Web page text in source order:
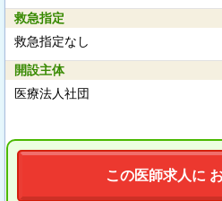
救急指定
救急指定なし
開設主体
医療法人社団
この医師求人に